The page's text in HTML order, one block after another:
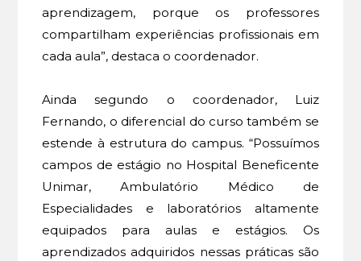
aprendizagem, porque os professores
compartilham experiências profissionais em
cada aula”, destaca o coordenador.
Ainda segundo o coordenador, Luiz
Fernando, o diferencial do curso também se
estende à estrutura do campus. “Possuímos
campos de estágio no Hospital Beneficente
Unimar, Ambulatório Médico de
Especialidades e laboratórios altamente
equipados para aulas e estágios. Os
aprendizados adquiridos nessas práticas são